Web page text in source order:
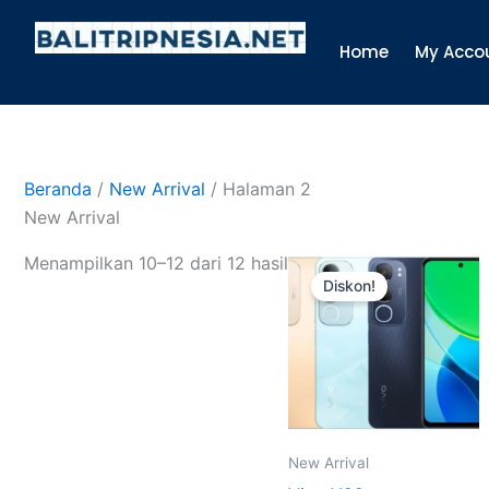
Home My
Beranda / New Arrival / Halaman 2
New Arrival
Menampilkan 10–12 dari 12 hasil
Diskon!
New Arrival
Harga
aslinya
adalah:
Rp2.899.000.
Harga
saat
ini
adalah:
Rp2.700.000.